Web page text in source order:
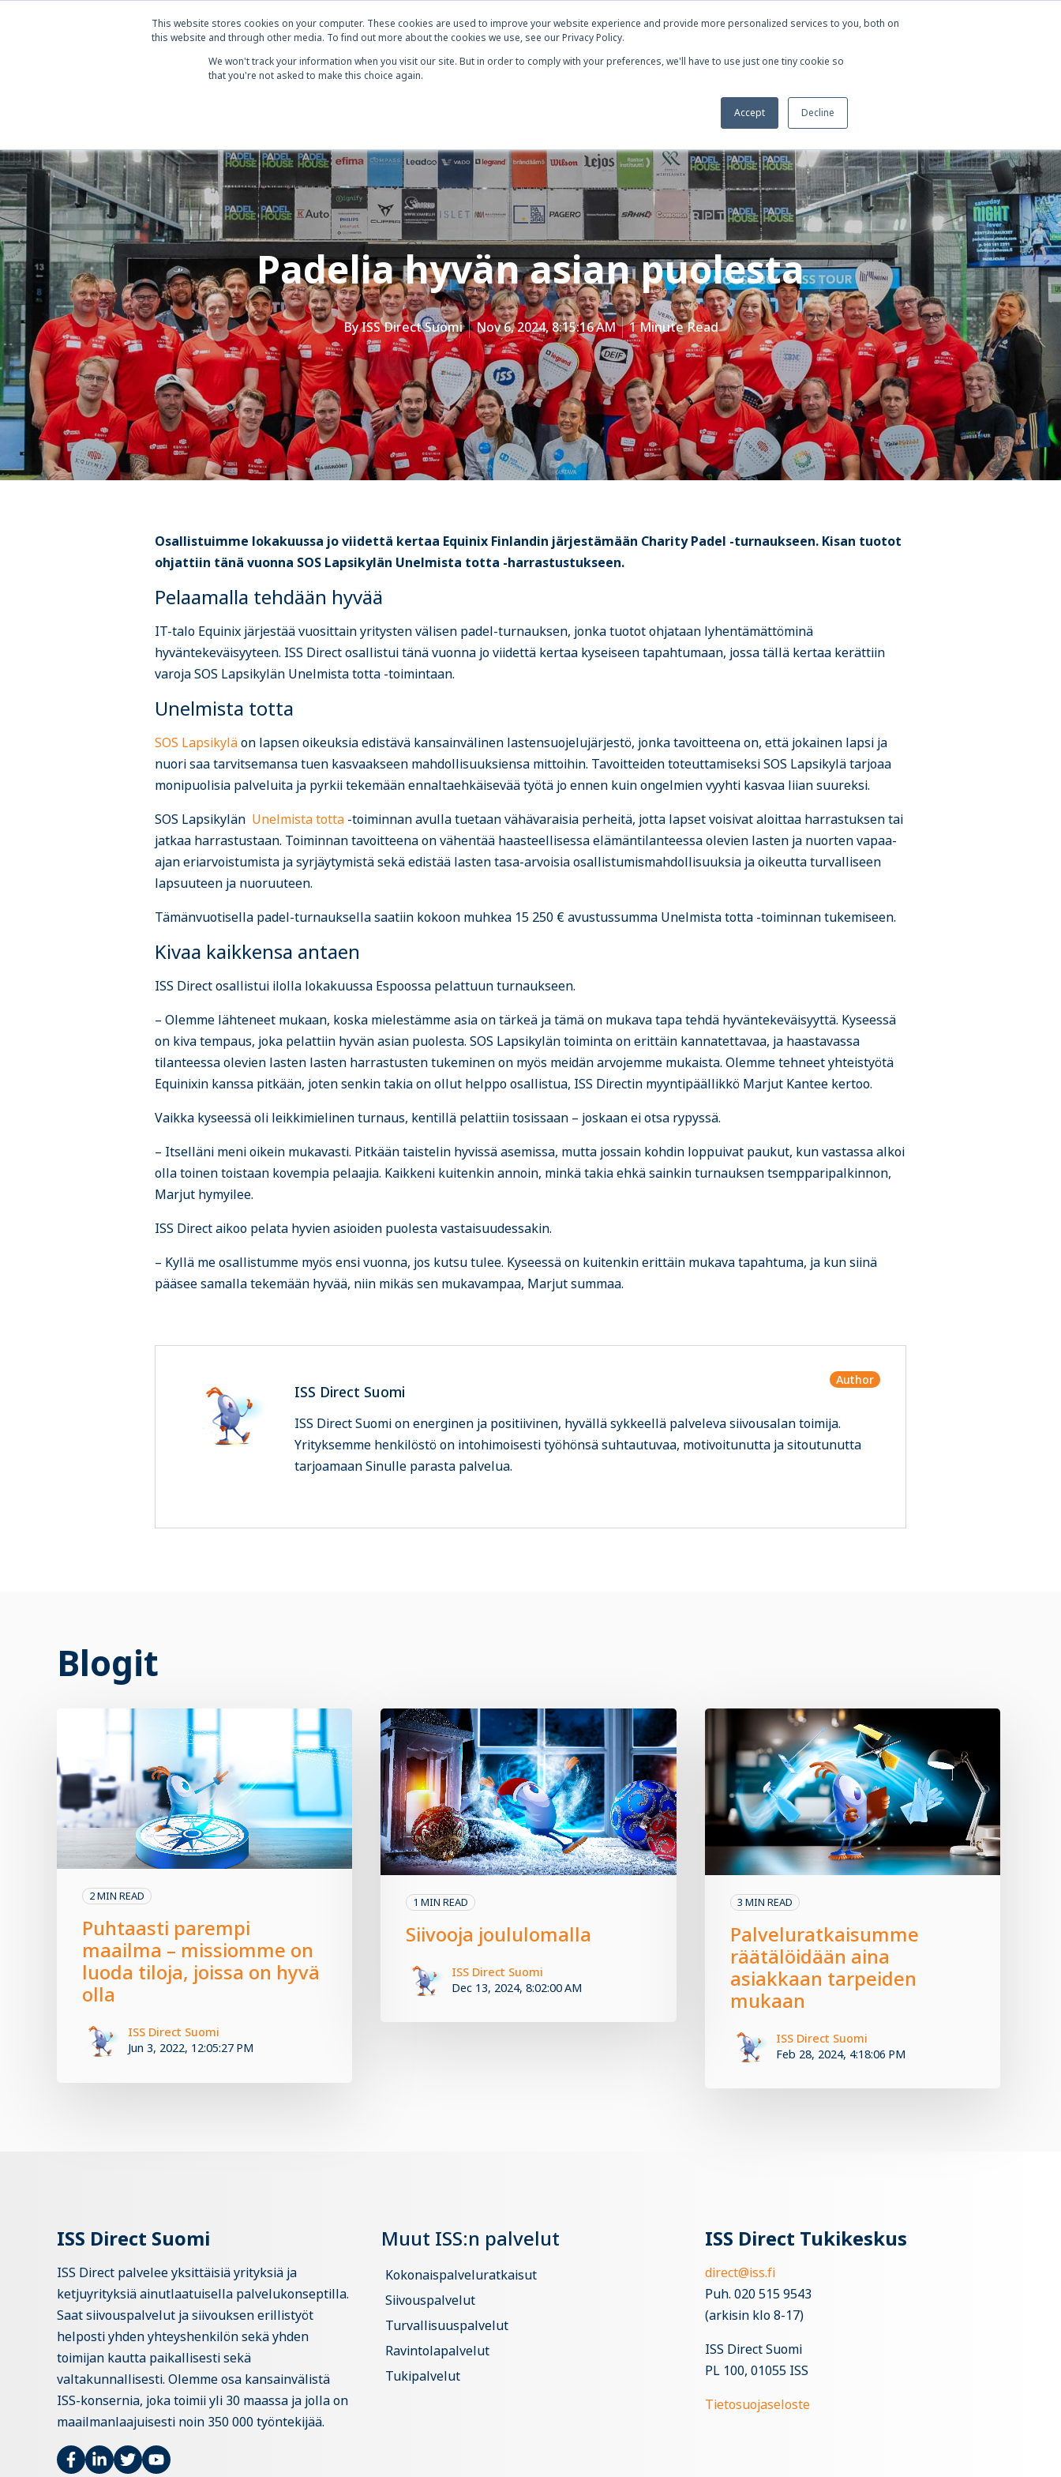
This website stores cookies on your computer. These cookies are used to improve your website experience and provide more personalized services to you, both on
this website and through other media. To find out more about the cookies we use, see our Privacy Policy.
We won't track your information when you visit our site. But in order to comply with your preferences, we'll have to use just one tiny cookie so
that you're not asked to make this choice again.
Accept Decline
Tutustu meihin Palvelumme
Padelia hyvän asian puolesta
ByISS Direct Suomi Nov 6, 2024, 8:15:16 AM 1 Minute Read
Osallistuimme lokakuussa jo viidettä kertaa Equinix Finlandin järjestämään Charity Padel -turnaukseen. Kisan tuotot
ohjattiin tänä vuonna SOS Lapsikylän Unelmista totta -harrastustukseen.
Pelaamalla tehdään hyvää
IT-talo Equinix järjestää vuosittain yritysten välisen padel-turnauksen, jonka tuotot ohjataan lyhentämättöminä
hyväntekeväisyyteen. ISS Direct osallistui tänä vuonna jo viidettä kertaa kyseiseen tapahtumaan, jossa tällä kertaa kerättiin
varoja SOS Lapsikylän Unelmista totta -toimintaan.
Unelmista totta
SOS Lapsikyläon lapsen oikeuksia edistävä kansainvälinen lastensuojelujärjestö, jonka tavoitteena on, että jokainen lapsi ja
nuori saa tarvitsemansa tuen kasvaakseen mahdollisuuksiensa mittoihin. Tavoitteiden toteuttamiseksi SOS Lapsikylä tarjoaa
monipuolisia palveluita ja pyrkii tekemään ennaltaehkäisevää työtä jo ennen kuin ongelmien vyyhti kasvaa liian suureksi.
SOS Lapsikylän Unelmista totta -toiminnan avulla tuetaan vähävaraisia perheitä, jotta lapset voisivat aloittaa harrastuksen tai
jatkaa harrastustaan. Toiminnan tavoitteena on vähentää haasteellisessa elämäntilanteessa olevien lasten ja nuorten vapaa-
ajan eriarvoistumista ja syrjäytymistä sekä edistää lasten tasa-arvoisia osallistumismahdollisuuksia ja oikeutta turvalliseen
lapsuuteen ja nuoruuteen.
Tämänvuotisella padel-turnauksella saatiin kokoon muhkea 15 250 € avustussumma Unelmista totta -toiminnan tukemiseen.
Kivaa kaikkensa antaen
ISS Direct osallistui ilolla lokakuussa Espoossa pelattuun turnaukseen.
– Olemme lähteneet mukaan, koska mielestämme asia on tärkeä ja tämä on mukava tapa tehdä hyväntekeväisyyttä. Kyseessä
on kiva tempaus, joka pelattiin hyvän asian puolesta. SOS Lapsikylän toiminta on erittäin kannatettavaa, ja haastavassa
tilanteessa olevien lasten lasten harrastusten tukeminen on myös meidän arvojemme mukaista. Olemme tehneet yhteistyötä
Equinixin kanssa pitkään, joten senkin takia on ollut helppo osallistua, ISS Directin myyntipäällikkö Marjut Kantee kertoo.
Vaikka kyseessä oli leikkimielinen turnaus, kentillä pelattiin tosissaan – joskaan ei otsa rypyssä.
– Itselläni meni oikein mukavasti. Pitkään taistelin hyvissä asemissa, mutta jossain kohdin loppuivat paukut, kun vastassa alkoi
olla toinen toistaan kovempia pelaajia. Kaikkeni kuitenkin annoin, minkä takia ehkä sainkin turnauksen tsempparipalkinnon,
Marjut hymyilee.
ISS Direct aikoo pelata hyvien asioiden puolesta vastaisuudessakin.
– Kyllä me osallistumme myös ensi vuonna, jos kutsu tulee. Kyseessä on kuitenkin erittäin mukava tapahtuma, ja kun siinä
pääsee samalla tekemään hyvää, niin mikäs sen mukavampaa, Marjut summaa.
ISS Direct Suomi
ISS Direct Suomi on energinen ja positiivinen, hyvällä sykkeellä palveleva siivousalan toimija.
Yrityksemme henkilöstö on intohimoisesti työhönsä suhtautuvaa, motivoitunutta ja sitoutunutta
tarjoamaan Sinulle parasta palvelua.
Author
Blogit
2 MIN READ
Puhtaasti parempi
maailma – missiomme on
luoda tiloja, joissa on hyvä
olla
ISS Direct Suomi
Jun 3, 2022, 12:05:27 PM
1 MIN READ
Siivooja joululomalla
ISS Direct Suomi
Dec 13, 2024, 8:02:00 AM
3 MIN READ
Palveluratkaisumme
räätälöidään aina
asiakkaan tarpeiden
mukaan
ISS Direct Suomi
Feb 28, 2024, 4:18:06 PM
ISS Direct Suomi
ISS Direct palvelee yksittäisiä yrityksiä ja
ketjuyrityksiä ainutlaatuisella palvelukonseptilla.
Saat siivouspalvelut ja siivouksen erillistyöt
helposti yhden yhteyshenkilön sekä yhden
toimijan kautta paikallisesti sekä
valtakunnallisesti. Olemme osa kansainvälistä
ISS-konsernia, joka toimii yli 30 maassa ja jolla on
maailmanlaajuisesti noin 350 000 työntekijää.
Muut ISS:n palvelut
Kokonaispalveluratkaisut
Siivouspalvelut
Turvallisuuspalvelut
Ravintolapalvelut
Tukipalvelut
ISS Direct Tukikeskus
direct@iss.fi
Puh. 020 515 9543
(arkisin klo 8-17)
ISS Direct Suomi
PL 100, 01055 ISS
Tietosuojaseloste